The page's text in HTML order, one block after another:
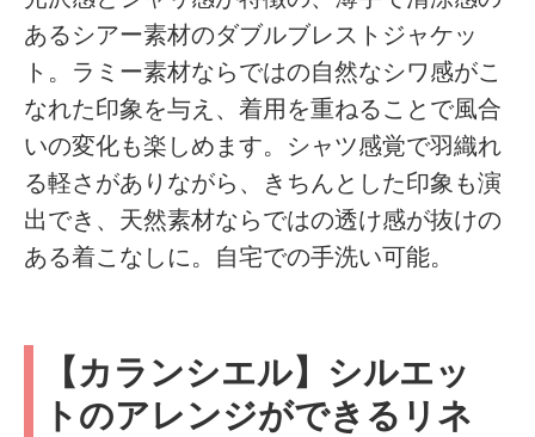
あるシアー素材のダブルブレストジャケッ
ト。ラミー素材ならではの自然なシワ感がこ
なれた印象を与え、着用を重ねることで風合
いの変化も楽しめます。シャツ感覚で羽織れ
る軽さがありながら、きちんとした印象も演
出でき、天然素材ならではの透け感が抜けの
ある着こなしに。自宅での手洗い可能。
【カランシエル】シルエッ
トのアレンジができるリネ